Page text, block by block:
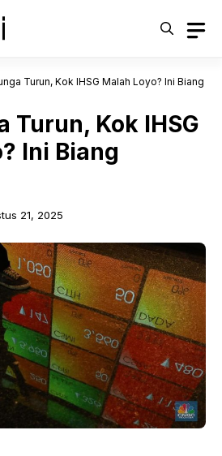
Turun, Kok IHSG Malah Loyo? Ini Biang
Turun, Kok IHSG
Ini Biang
21, 2025